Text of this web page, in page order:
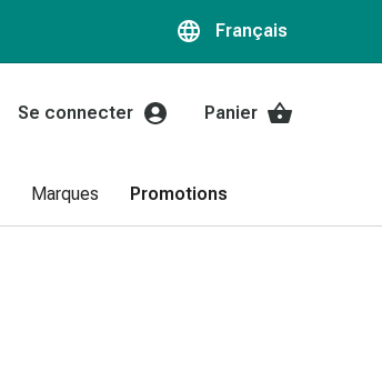
Français
Se connecter Panier
Marques Promotions